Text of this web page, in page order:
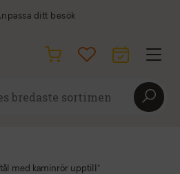
ditt besök
med kaminrör upptill*